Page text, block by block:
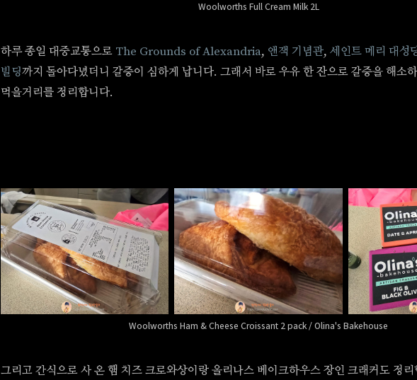
Woolworths Full Cream Milk 2L
하루 종일 대중교통으로 The Grounds of Alexandria, 앤잭 기념관, 세인트 메리 대성
빌딩까지 돌아다녔더니 갈증이 심하게 납니다. 그래서 바로 우유 한 잔으로 갈증을 해소
먹을거리를 정리합니다.
Woolworths Ham & Cheese Croissant 2 pack / Olina's Bakehouse
그리고 간식으로 사 온 햄 치즈 크로와상이랑 올리나스 베이크하우스 장인 크래커도 정